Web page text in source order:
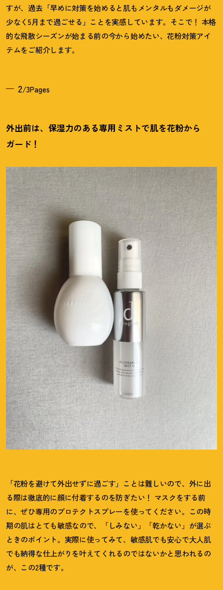
すが、過去「早めに対策を始めると肌もメンタルもダメージが
少なく5月まで過ごせる」ことを実感しています。そこで ！ 本格
的な飛散シーズンが始まる前の今から始めたい、花粉対策アイ
テムをご紹介します。
2/3Pages
外出前は、保湿力のある専用ミストで肌を花粉から
ガード ！
「花粉を避けて外出せずに過ごす」ことは難しいので、外に出
る際は徹底的に顔に付着するのを防ぎたい ！ マスクをする前
に、ぜひ専用のプロテクトスプレーを使ってください。この時
期の肌はとても敏感なので、「しみない」「乾かない」が選ぶ
ときのポイント。実際に使ってみて、敏感肌でも安心で大人肌
でも納得な仕上がりを叶えてくれるのではないかと思われるの
が、この2種です。